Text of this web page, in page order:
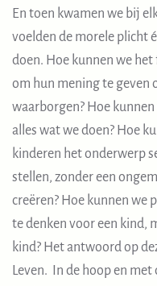
En toen kwamen we bij
voelden de morele plicht
doen. Hoe kunnen we
om hun mening te geven
waarborgen? Hoe
alles wat we doen? Hoe
kinderen het onderwerp
stellen, zonder een
creëren? Hoe kunnen we
te denken voor een kind,
kind? Het antwoord op
Leven. In de hoop en